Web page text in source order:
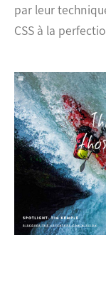
par leur
CSS à la